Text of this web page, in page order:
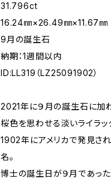
31.796ct
16.24㎜×26.49㎜×11.67㎜
9月の誕生石
納期：1週間以内
ID:LL319（LZ25091902）
2021年に９月の誕生石に加わ
桜色を思わせる淡いライラ
1902年にアメリカで発見さ
名。
博士の誕生日が９月であっ